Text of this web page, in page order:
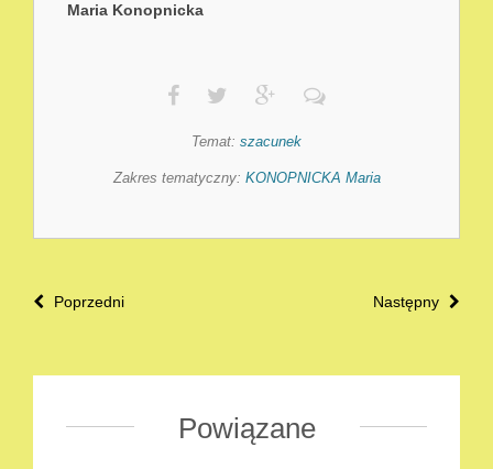
Maria Konopnicka
Temat: szacunek
Zakres tematyczny: KONOPNICKA Maria
Następny
Poprzedni
Powiązane